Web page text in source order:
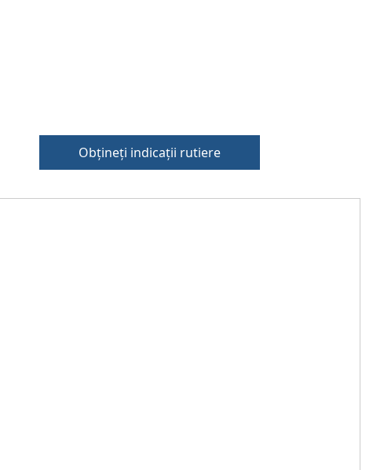
Obțineți indicații rutiere